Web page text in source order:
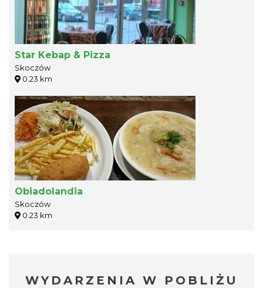
Star Kebap & Pizza
Skoczów
0.23 km
Obiadolandia
Skoczów
0.23 km
WYDARZENIA W POBLIŻU